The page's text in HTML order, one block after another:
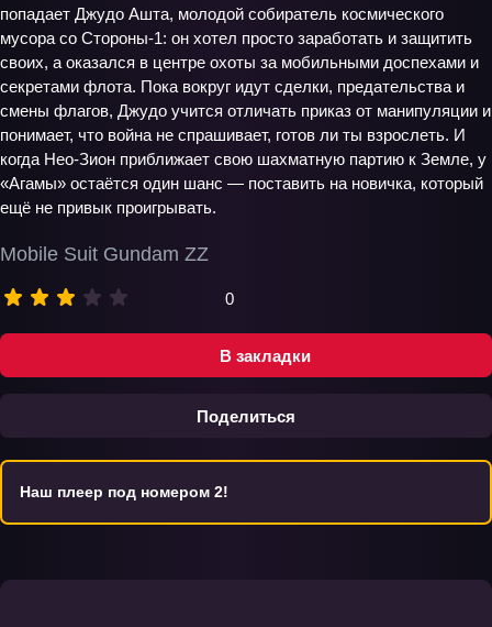
В закладки
Поделиться
Mobile Suit Gundam ZZ
0
попадает Джудо Ашта, молодой собиратель космического
мусора со Стороны-1: он хотел просто заработать и защитить
своих, а оказался в центре охоты за мобильными доспехами и
секретами флота. Пока вокруг идут сделки, предательства и
смены флагов, Джудо учится отличать приказ от манипуляции и
понимает, что война не спрашивает, готов ли ты взрослеть. И
когда Нео-Зион приближает свою шахматную партию к Земле, у
«Агамы» остаётся один шанс — поставить на новичка, который
ещё не привык проигрывать.
Наш плеер под номером 2!